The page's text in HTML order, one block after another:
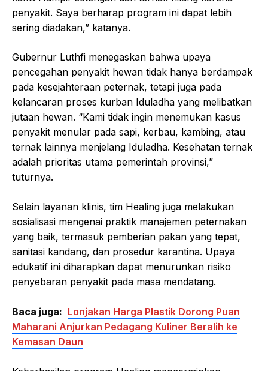
penyakit. Saya berharap program ini dapat lebih
sering diadakan,” katanya.
Gubernur Luthfi menegaskan bahwa upaya
pencegahan penyakit hewan tidak hanya berdampak
pada kesejahteraan peternak, tetapi juga pada
kelancaran proses kurban Iduladha yang melibatkan
jutaan hewan. “Kami tidak ingin menemukan kasus
penyakit menular pada sapi, kerbau, kambing, atau
ternak lainnya menjelang Iduladha. Kesehatan ternak
adalah prioritas utama pemerintah provinsi,”
tuturnya.
Selain layanan klinis, tim Healing juga melakukan
sosialisasi mengenai praktik manajemen peternakan
yang baik, termasuk pemberian pakan yang tepat,
sanitasi kandang, dan prosedur karantina. Upaya
edukatif ini diharapkan dapat menurunkan risiko
penyebaran penyakit pada masa mendatang.
Baca juga: Lonjakan Harga Plastik Dorong Puan
Maharani Anjurkan Pedagang Kuliner Beralih ke
Kemasan Daun